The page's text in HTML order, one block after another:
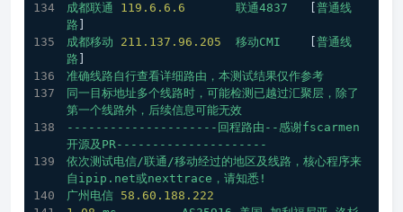
成都联通
119.6 .6 .6 联通4837
普通线
路
成都移动
211.137 .96 .205 移动CMI
普通线
路
准确线路自行查看详细路由，本测试结果仅作参考
同一目标地址多个线路时，可能检测已越过汇聚层，除了
第一个线路外，后续信息可能无效
---------------------回程路由--感谢fscarmen
开源及PR---------------------
依次测试电信/联通/移动经过的地区及线路，核心程序来
自ipip.net或nexttrace，请知悉!
广州电信 58.60 .188 .222